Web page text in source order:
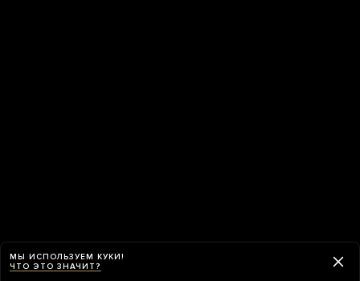
МЫ ИСПОЛЬЗУЕМ КУКИ!
ЧТО ЭТО ЗНАЧИТ?